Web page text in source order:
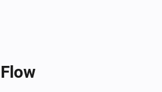
flows become independent of